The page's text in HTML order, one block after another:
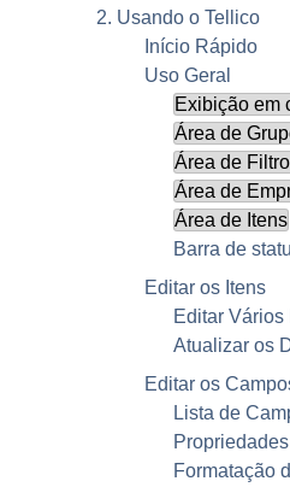
2. Usando o Tellico
Início Rápido
Uso Geral
Exibição em
Área de
Área de
Área de
Área de Itens
Barra de
Editar os Itens
Editar Vários
Atualizar os
Editar os
Lista de
Formatação